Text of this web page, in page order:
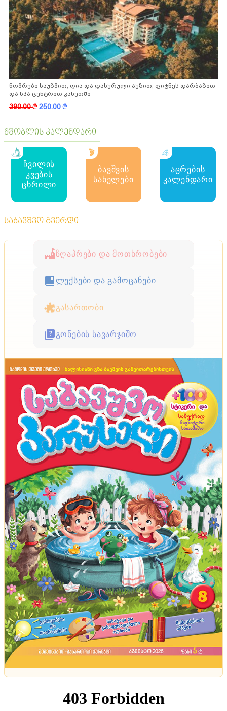
ნომრები საუზმით, ღია და დახურული აუზით, ფიტნეს დარბაზით
და სპა ცენტრით კახეთში
390.00k250.00k
მშობლის კალენდარი
ჩვილის
კვების
ცხრილი
ბავშვის
სახელები
აცრების
კალენდარი
საბავშვო გვერდი
ზღაპრები და მოთხრობები
ლექსები და გამოცანები
გასართობი
გონების სავარჯიშო